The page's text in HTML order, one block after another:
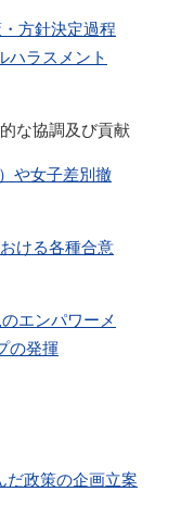
方針決定過程
ハラスメント
な協調及び貢献
や女子差別撤
ける各種合意
エンパワーメ
の発揮
政策の企画立案